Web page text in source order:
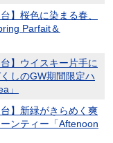
】桜色に染まる春、
Parfait＆
】ウイスキー片手に
しのGW期間限定ハ
」
】新緑がきらめく爽
ンティー「Aftenoon